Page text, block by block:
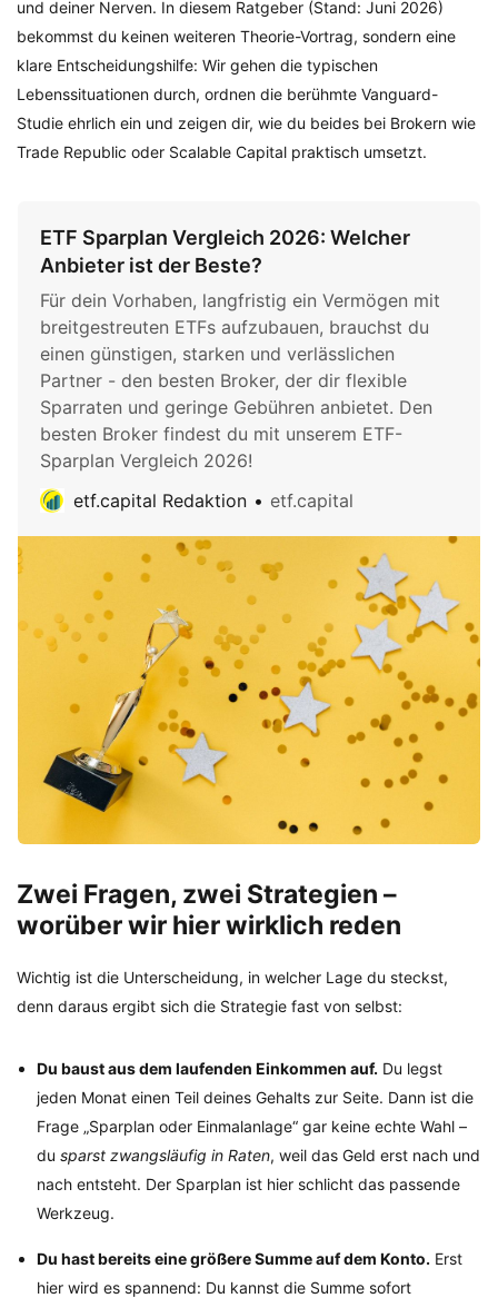
und deiner Nerven. In diesem Ratgeber (Stand: Juni 2026)
bekommst du keinen weiteren Theorie-Vortrag, sondern eine
klare Entscheidungshilfe: Wir gehen die typischen
Lebenssituationen durch, ordnen die berühmte Vanguard-
Studie ehrlich ein und zeigen dir, wie du beides bei Brokern wie
Trade Republic oder Scalable Capital praktisch umsetzt.
ETF Sparplan Vergleich 2026: Welcher
Anbieter ist der Beste?
Für dein Vorhaben, langfristig ein Vermögen mit
breitgestreuten ETFs aufzubauen, brauchst du
einen günstigen, starken und verlässlichen
Partner - den besten Broker, der dir flexible
Sparraten und geringe Gebühren anbietet. Den
besten Broker findest du mit unserem ETF-
Sparplan Vergleich 2026!
etf.capital Redaktion
etf.capital
Zwei Fragen, zwei Strategien –
worüber wir hier wirklich reden
Wichtig ist die Unterscheidung, in welcher Lage du steckst,
denn daraus ergibt sich die Strategie fast von selbst:
Du baust aus dem laufenden Einkommen auf. Du legst
jeden Monat einen Teil deines Gehalts zur Seite. Dann ist die
Frage „Sparplan oder Einmalanlage“ gar keine echte Wahl –
du sparst zwangsläufig in Raten, weil das Geld erst nach und
nach entsteht. Der Sparplan ist hier schlicht das passende
Werkzeug.
Du hast bereits eine größere Summe auf dem Konto. Erst
hier wird es spannend: Du kannst die Summe sofort